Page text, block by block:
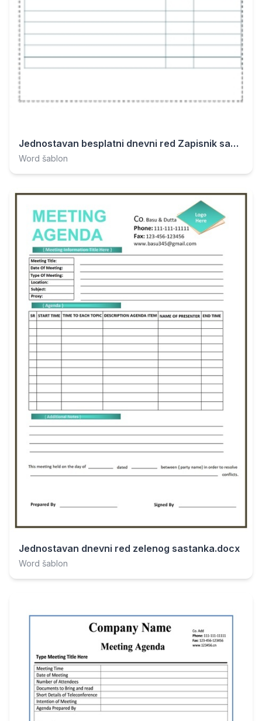
Jednostavan besplatni dnevni red Zapisnik sastanka.docx
Word šablon
Jednostavan dnevni red zelenog sastanka.docx
Word šablon